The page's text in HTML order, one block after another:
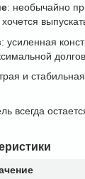
: необычайно
: усиленная
и
всегда